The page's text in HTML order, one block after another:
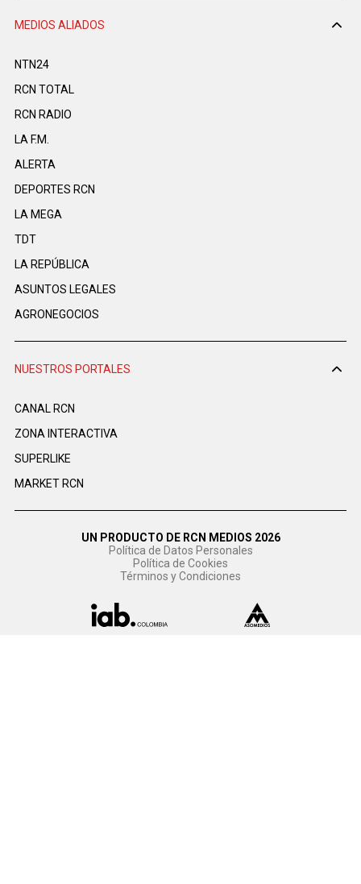
MEDIOS ALIADOS
NTN24
RCN TOTAL
RCN RADIO
LA F.M.
ALERTA
DEPORTES RCN
LA MEGA
TDT
LA REPÚBLICA
ASUNTOS LEGALES
AGRONEGOCIOS
NUESTROS PORTALES
CANAL RCN
ZONA INTERACTIVA
SUPERLIKE
MARKET RCN
UN PRODUCTO DE RCN MEDIOS 2026
Política de Datos Personales
Política de Cookies
Términos y Condiciones